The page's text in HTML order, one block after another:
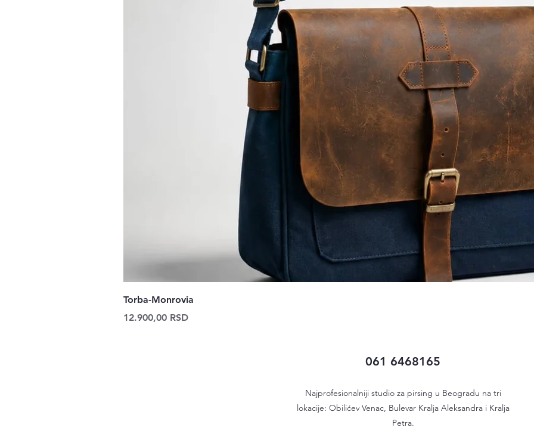
Torba-Monrovia
Price
12.900,00 RSD
061 6468165
Najprofesionalniji studio za pirsing u Beogradu na tri
lokacije: Obilićev Venac, Bulevar Kralja Aleksandra i Kralja
Petra.